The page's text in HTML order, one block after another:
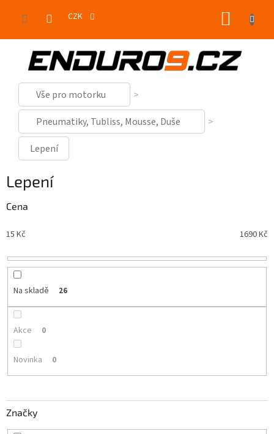
CZK
Vše pro motorku
Pneumatiky, Tubliss, Mousse, Duše
Lepení
Lepení
Cena
15 Kč 1690Kč
Na skladě 26
Akce 0
Novinka 0
Značky